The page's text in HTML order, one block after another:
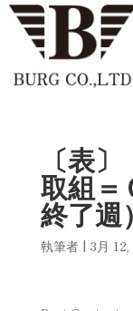
〔表
取組＝
終了週）
執筆者 | 3月